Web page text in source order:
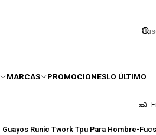
MARCAS PROMOCIONESLO ÚLTIMO
Guayos Runic Twork Tpu Para Hombre-